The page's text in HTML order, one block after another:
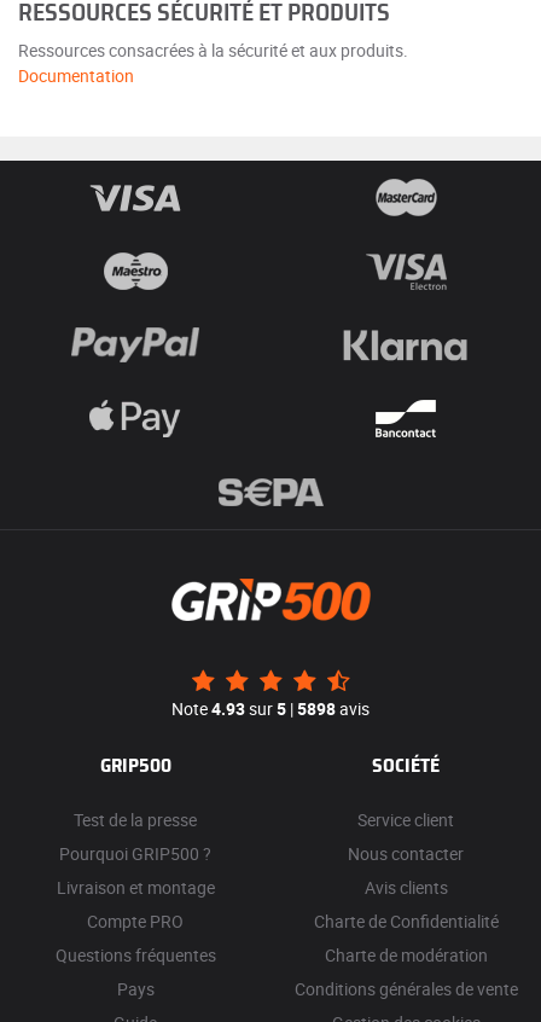
RESSOURCES SÉCURITÉ ET PRODUITS
Ressources consacrées à la sécurité et aux produits.
Documentation
Note4.93sur5 |5898avis
GRIP500
Test de la presse
Pourquoi GRIP500 ?
Livraison et montage
Compte PRO
Questions fréquentes
Pays
SOCIÉTÉ
Service client
Nous contacter
Avis clients
Charte de Confidentialité
Charte de modération
Conditions générales de vente